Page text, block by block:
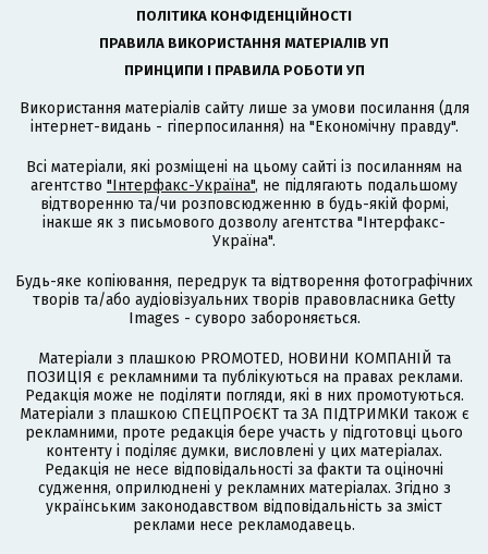
ПОЛІТИКА КОНФІДЕНЦІЙНОСТІ
ПРАВИЛА ВИКОРИСТАННЯ МАТЕРІАЛІВ УП
ПРИНЦИПИ І ПРАВИЛА РОБОТИ УП
Використання матеріалів сайту лише за умови посилання (для
інтернет-видань - гіперпосилання) на "Економічну правду".
Всі матеріали, які розміщені на цьому сайті із посиланням на
агентство "Інтерфакс-Україна", не підлягають подальшому
відтворенню та/чи розповсюдженню в будь-якій формі,
інакше як з письмового дозволу агентства "Інтерфакс-
Україна".
Будь-яке копіювання, передрук та відтворення фотографічних
творів та/або аудіовізуальних творів правовласника Getty
Images - суворо забороняється.
Матеріали з плашкою PROMOTED, НОВИНИ КОМПАНІЙ та
ПОЗИЦІЯ є рекламними та публікуються на правах реклами.
Редакція може не поділяти погляди, які в них промотуються.
Матеріали з плашкою СПЕЦПРОЄКТ та ЗА ПІДТРИМКИ також є
рекламними, проте редакція бере участь у підготовці цього
контенту і поділяє думки, висловлені у цих матеріалах.
Редакція не несе відповідальності за факти та оціночні
судження, оприлюднені у рекламних матеріалах. Згідно з
українським законодавством відповідальність за зміст
реклами несе рекламодавець.